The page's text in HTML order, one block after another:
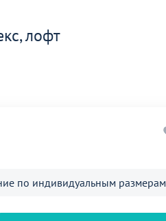
лофт
по индивидуальным размерам